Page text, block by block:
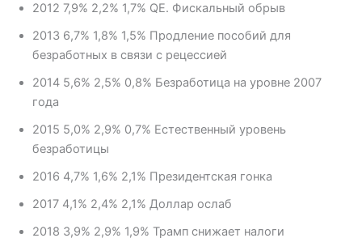
2012 7,9% 2,2% 1,7% QE. Фискальный обрыв
2013 6,7% 1,8% 1,5% Продление пособий для
безработных в связи с рецессией
2014 5,6% 2,5% 0,8% Безработица на уровне 2007
года
2015 5,0% 2,9% 0,7% Естественный уровень
безработицы
2016 4,7% 1,6% 2,1% Президентская гонка
2017 4,1% 2,4% 2,1% Доллар ослаб
2018 3,9% 2,9% 1,9% Трамп снижает налоги